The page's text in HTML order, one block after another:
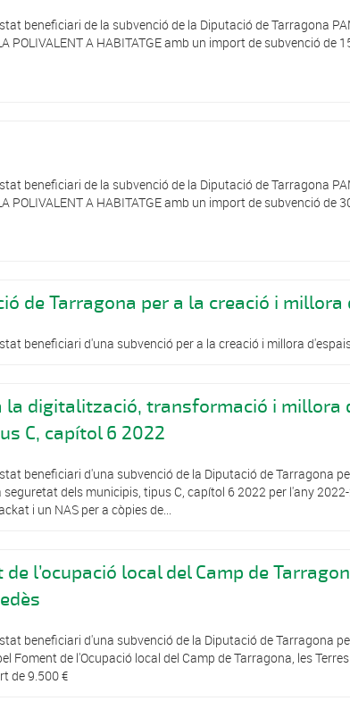
beneficiari de la subvenció de la Diputació de Tarragona
POLIVALENT A HABITATGE amb un import de subvenció de
beneficiari de la subvenció de la Diputació de Tarragona
POLIVALENT A HABITATGE amb un import de subvenció de
de Tarragona per a la creació i
beneficiari d'una subvenció per a la creació i millora
la digitalització, transformació i millora
C, capítol 6 2022
beneficiari d'una subvenció de la Diputació de Tarragona
dels municipis, tipus C, capítol 6 2022 per l'any
i un NAS per a còpies de...
l’ocupació local del Camp de
beneficiari d'una subvenció de la Diputació de Tarragona
Foment de l'Ocupació local del Camp de Tarragona, les
de 9.500 €